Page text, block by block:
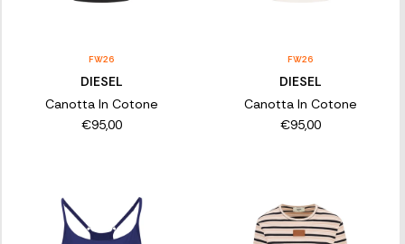
FW26
DIESEL
Canotta In Cotone
€95,00
FW26
DIESEL
Canotta In Cotone
€95,00